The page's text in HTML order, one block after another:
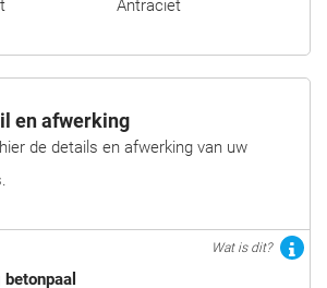
Antraciet
en afwerking
de details en afwerking van uw
Wat is dit?